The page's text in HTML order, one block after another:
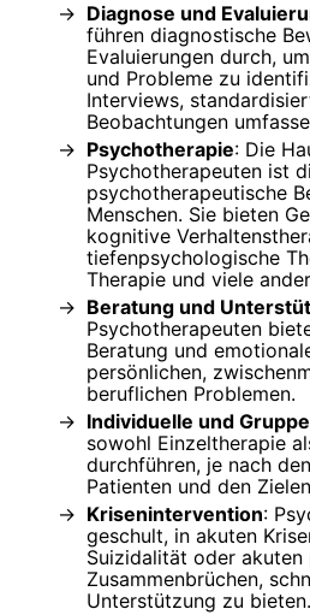
Diagnose und
führen diagnostische
Evaluierungen durch,
und Probleme zu
Interviews,
Beobachtungen
Psychotherapie: Die
Psychotherapeuten ist
psychotherapeutische
Menschen. Sie bieten
kognitive
tiefenpsychologische
Therapie und viele
Beratung und
Psychotherapeuten
Beratung und
persönlichen,
beruflichen Problemen.
Individuelle und
sowohl Einzeltherapie
durchführen, je nach
Patienten und den
Krisenintervention:
geschult, in akuten
Suizidalität oder akuten
Zusammenbrüchen,
Unterstützung zu bieten.